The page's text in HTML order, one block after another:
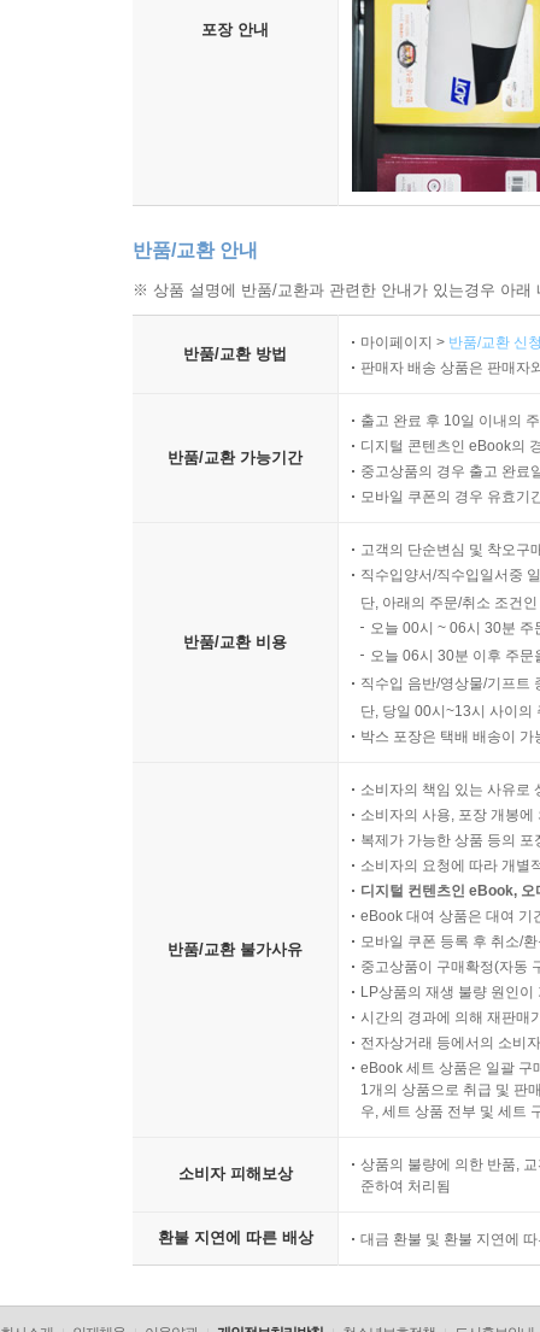
포장 안내
반품/교환 안내
※ 상품 설명에 반품/교환과 관련한 안내가 있는경우 아
반품/교환 방법
마이페이지 > 반품/교환 신
판매자 배송 상품은 판매자
반품/교환 가능기간
출고 완료 후 10일 이내의
디지털 콘텐츠인 eBook의
중고상품의 경우 출고 완료
모바일 쿠폰의 경우 유효기
반품/교환 비용
고객의 단순변심 및 착오구
직수입양서/직수입일서중
단, 아래의 주문/취소 조건
오늘 00시 ~ 06시 30분
오늘 06시 30분 이후 주
직수입 음반/영상물/기프트
단, 당일 00시~13시 사이의
박스 포장은 택배 배송이
반품/교환 불가사유
소비자의 책임 있는 사유로
소비자의 사용, 포장 개봉
복제가 가능한 상품 등의
소비자의 요청에 따라 개별
디지털 컨텐츠인 eBook,
eBook 대여 상품은 대여 기
모바일 쿠폰 등록 후 취소/
중고상품이 구매확정(자동
LP상품의 재생 불량 원인
시간의 경과에 의해 재판매
전자상거래 등에서의 소비
eBook 세트 상품은 일괄 구
1개의 상품으로 취급 및 판
우, 세트 상품 전부 및 세트
소비자 피해보상
상품의 불량에 의한 반품,
준하여 처리됨
환불 지연에 따른 배상 대금 환불 및 환불 지연에